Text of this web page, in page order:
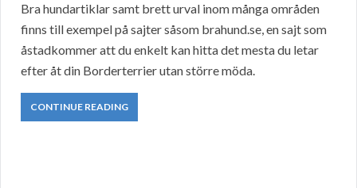
Bra hundartiklar samt brett urval inom många områden
finns till exempel på sajter såsom brahund.se, en sajt som
åstadkommer att du enkelt kan hitta det mesta du letar
efter åt din Borderterrier utan större möda.
CONTINUE READING